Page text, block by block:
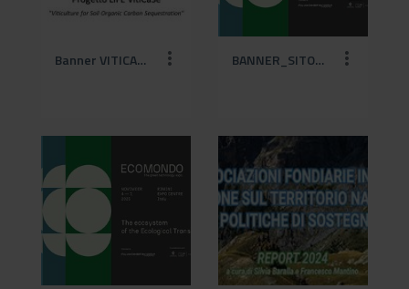
Banner VITICASE.jpg BANNER_SITO ECO - ECOMONDO_4-3_VISUAL ECOMONDO@2x (1).jpg